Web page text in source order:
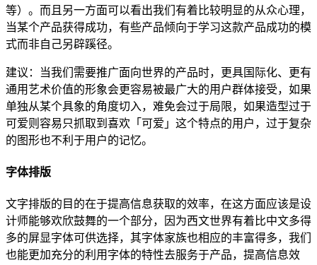
等）。而且另一方面可以看出我们有着比较明显的从众心理，
当某个产品获得成功，有些产品倾向于学习这款产品成功的模
式而非自己另辟蹊径。
建议：当我们需要推广面向世界的产品时，更具国际化、更有
通用艺术价值的形象会更容易被最广大的用户群体接受，如果
单独从某个具象的角度切入，难免会过于局限，如果造型过于
可爱则容易只抓取到喜欢「可爱」这个特点的用户，过于复杂
的图形也不利于用户的记忆。
字体排版
文字排版的目的在于提高信息获取的效率，在这方面应该是设
计师能够欢欣鼓舞的一个部分，因为西文世界有着比中文多得
多的屏显字体可供选择，其字体家族也相应的丰富得多，我们
也能更加充分的利用字体的特性去服务于产品，提高信息效